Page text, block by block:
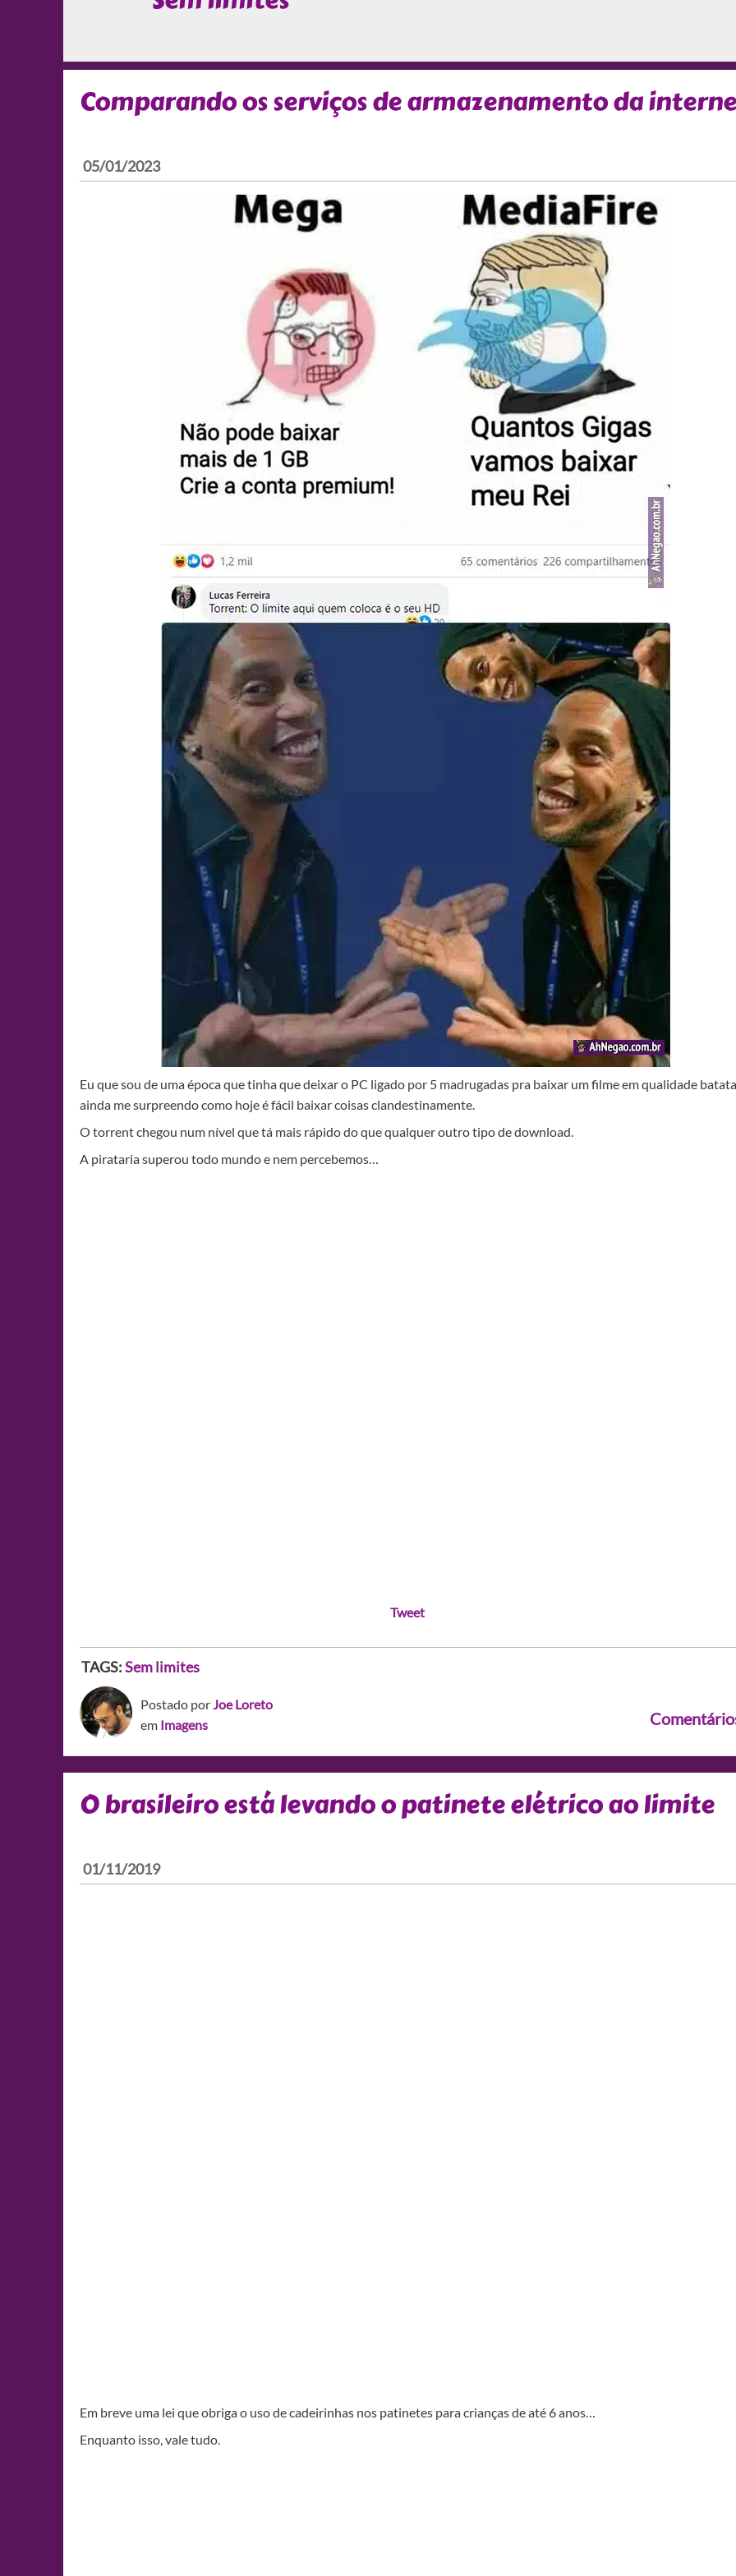
Comparando os serviços de armazenamento da
05/01/2023
Eu que sou de uma época que tinha que deixar o PC ligado por 5 madrugadas pra baixar um filme em qualidade batata
ainda me surpreendo como hoje é fácil baixar coisas clandestinamente.
O torrent chegou num nível que tá mais rápido do que qualquer outro tipo de download.
A pirataria superou todo mundo e nem percebemos…
Tweet
TAGS:Sem limites
Postado porJoe Loreto
em Imagens
O brasileiro está levando o patinete elétrico ao limite
01/11/2019
Em breve uma lei que obriga o uso de cadeirinhas nos patinetes para crianças de até 6 anos…
Enquanto isso, vale tudo.